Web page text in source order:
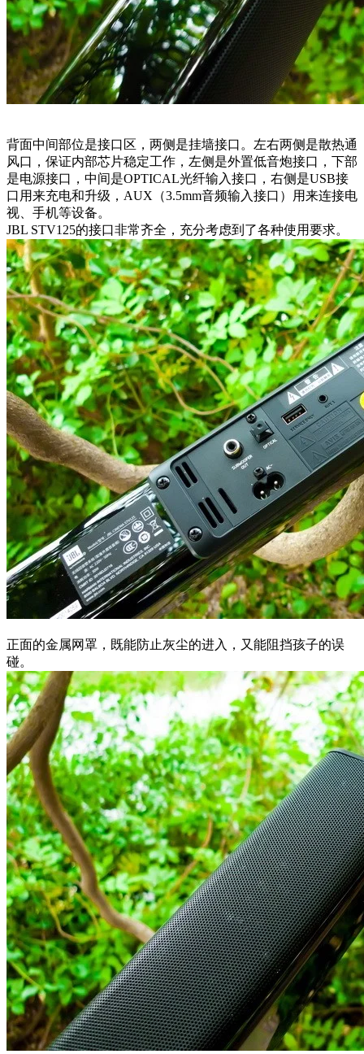
背面中间部位是接口区，两侧是挂墙接口。左右两侧是散热通
风口，保证内部芯片稳定工作，左侧是外置低音炮接口，下部
是电源接口，中间是OPTICAL光纤输入接口，右侧是USB接
口用来充电和升级，AUX（3.5mm音频输入接口）用来连接电
视、手机等设备。
JBL STV125的接口非常齐全，充分考虑到了各种使用要求。
正面的金属网罩，既能防止灰尘的进入，又能阻挡孩子的误
碰。